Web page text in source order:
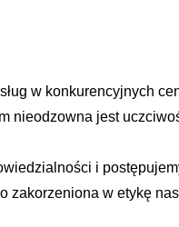
w konkurencyjnych
nieodzowna jest
i
zakorzeniona w etykę